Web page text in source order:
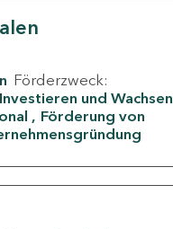
Förderzweck:
Investieren und Wachsen
Förderung von